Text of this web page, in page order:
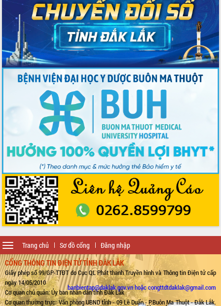
Trang chủ Sơ đồ cổng Đăng nhập
Toggle
navigation
CỔNG THÔNG TIN ĐIỆN TỬ TỈNH ĐẮK LẮK
Giấy phép số 99/GP-TTĐT do Cục QL Phát thanh Truyền hình và Thông tin Điện tử cấp
ngày 14/05/2010
Cơ quan chủ quản: Ủy ban nhân dân tỉnh Đắk Lắk
Cơ quan thường trực: Văn phòng UBND tỉnh - 09 Lê Duẩn - P.Buôn Ma Thuột - Đắk Lắk.
banbientap@daklak.gov.vn hoặc congttdtdaklak@gmail.com